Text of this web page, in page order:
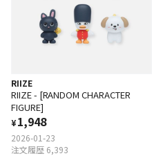
RIIZE
RIIZE - [RANDOM CHARACTER
FIGURE]
¥1,948
2026-01-23
注文履歴 6,393